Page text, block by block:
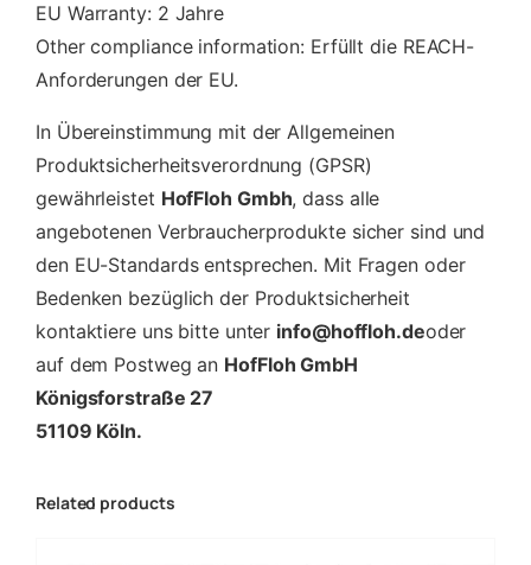
EU Warranty: 2 Jahre
Other compliance information: Erfüllt die REACH-
Anforderungen der EU.
In Übereinstimmung mit der Allgemeinen
Produktsicherheitsverordnung (GPSR)
gewährleistet HofFloh Gmbh, dass alle
angebotenen Verbraucherprodukte sicher sind und
den EU-Standards entsprechen. Mit Fragen oder
Bedenken bezüglich der Produktsicherheit
kontaktiere uns bitte unter info@hoffloh.deoder
auf dem Postweg an HofFloh GmbH
Königsforstraße 27
51109 Köln.
Related products